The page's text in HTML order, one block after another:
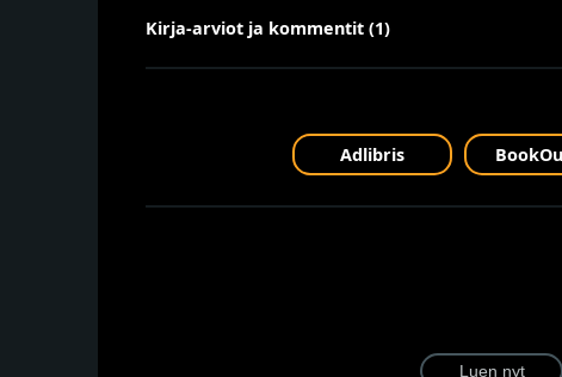
Kirja-arviot ja kommentit (1)
Adlibris